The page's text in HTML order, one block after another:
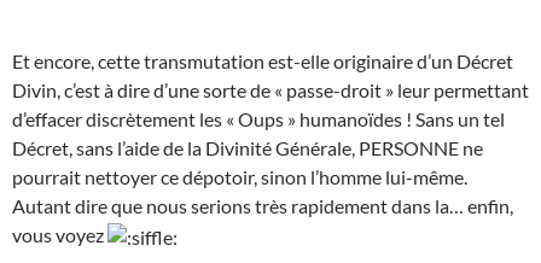
Et encore, cette transmutation est-elle originaire d’un Décret
Divin, c’est à dire d’une sorte de « passe-droit » leur permettant
d’effacer discrètement les « Oups » humanoïdes ! Sans un tel
Décret, sans l’aide de la Divinité Générale, PERSONNE ne
pourrait nettoyer ce dépotoir, sinon l’homme lui-même.
Autant dire que nous serions très rapidement dans la… enfin,
vous voyez